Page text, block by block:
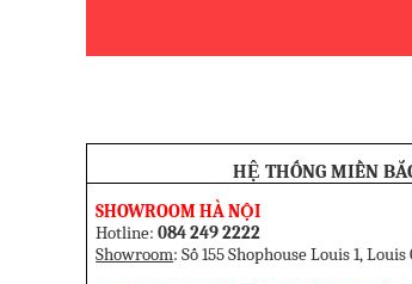
HỆ THỐNG MIỀN
SHOWROOM HÀ NỘI
Hotline:084 249 2222
Showroom: Số 155 Shophouse Louis 1,